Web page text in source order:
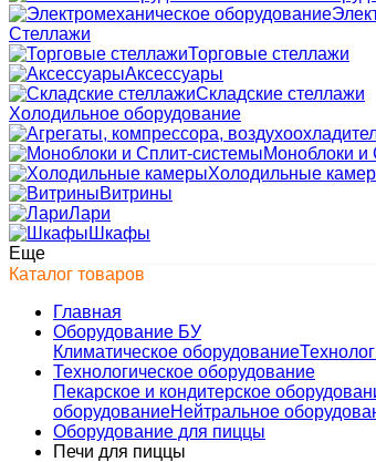
Стеллажи
Торговые стеллажи
Аксессуары
Складские стеллажи
Холодильное оборудование
Моноблоки и
Холодильные
Витрины
Лари
Шкафы
Еще
Каталог товаров
Главная
Оборудование БУ
Климатическое оборудование
Технологическое оборудование
Пекарское и кондитерское
оборудованиеНейтральное
Оборудование для пиццы
Печи для пиццы